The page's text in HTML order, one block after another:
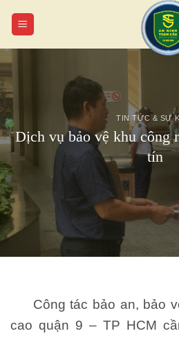
đến
dung
TIN TỨC & SỰ
Dịch vụ bảo vệ khu công
tín
Công tác bảo an, bảo
cao quận 9 – TP HCM